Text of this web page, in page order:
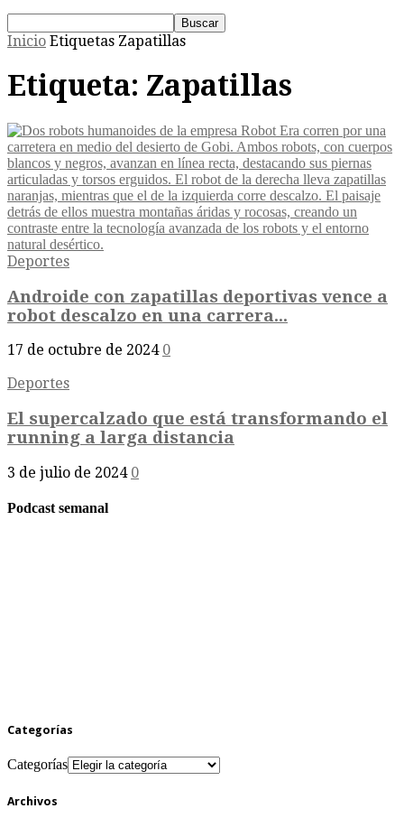
Inicio Etiquetas Zapatillas
Etiqueta: Zapatillas
Deportes
Androide con zapatillas deportivas vence a
robot descalzo en una carrera...
17 de octubre de 2024 0
Deportes
El supercalzado que está transformando el
running a larga distancia
3 de julio de 2024 0
Podcast semanal
Categorías
Categorías
Archivos